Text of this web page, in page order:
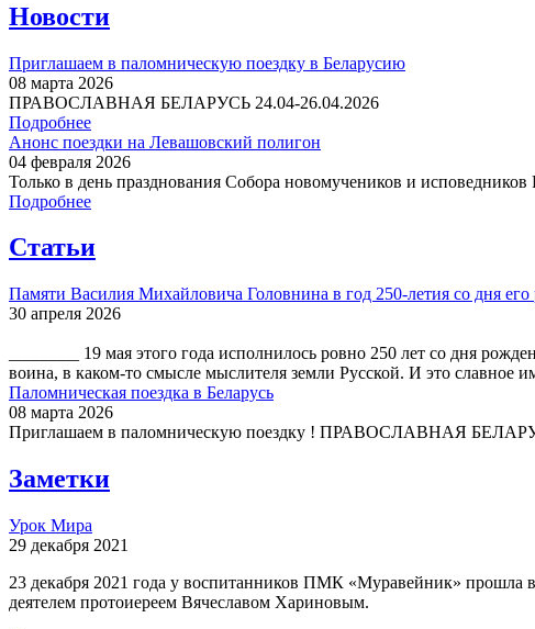
Новости
Приглашаем в паломническую поездку в Беларусию
08 марта 2026
ПРАВОСЛАВНАЯ БЕЛАРУСЬ 24.04-26.04.2026
Подробнее
Анонс поездки на Левашовский полигон
04 февраля 2026
Только в день празднования Собора новомучеников и
Подробнее
Статьи
Памяти Василия Михайловича Головнина в год 250-летия со дня
30 апреля 2026
________ 19 мая этого года исполнилось ровно 250 лет со дня
воина, в каком-то смысле мыслителя земли Русской. И это славное
Паломническая поездка в Беларусь
08 марта 2026
Приглашаем в паломническую поездку ! ПРАВОСЛАВНАЯ
Заметки
Урок Мира
29 декабря 2021
23 декабря 2021 года у воспитанников ПМК «Муравейник» прошла
деятелем протоиереем Вячеславом Хариновым.